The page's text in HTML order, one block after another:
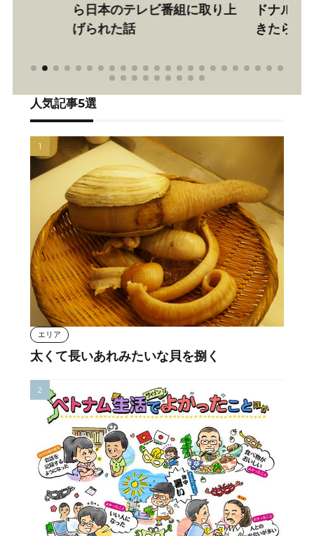
ドナルドのコスプレで行って
きたら、入店を断られた話
る方法
人気記事5選
エリア
太くて長いあれみたいな貝を捌く